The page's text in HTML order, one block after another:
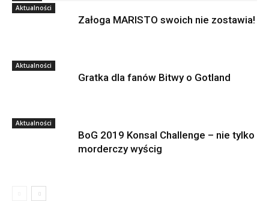
Aktualności
Załoga MARISTO swoich nie zostawia!
Aktualności
Gratka dla fanów Bitwy o Gotland
Aktualności
BoG 2019 Konsal Challenge – nie tylko
morderczy wyścig